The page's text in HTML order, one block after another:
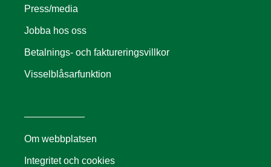
Press/media
Jobba hos oss
Betalnings- och faktureringsvillkor
Visselblåsarfunktion
Om webbplatsen
Integritet och cookies